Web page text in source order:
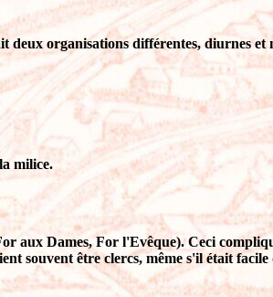
organisations différentes, diurnes
milice.
aux Dames, For l'Evêque). Ceci
souvent être clercs, même s'il était